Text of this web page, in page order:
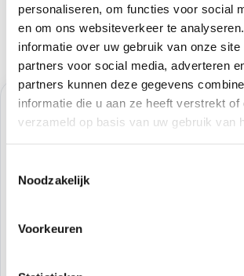
personaliseren, om functies voor social
en om ons websiteverkeer te
informatie over uw gebruik van onze site
partners voor social media, adverteren
partners kunnen deze gegevens
informatie die u aan ze heeft verstrekt of
verzameld op basis van uw gebruik van
Noodzakelijk
Voorkeuren
Normale prijs:
€ 165,28
Producthoeveelheid: Voer
Productnummer:
Voorraad: 49